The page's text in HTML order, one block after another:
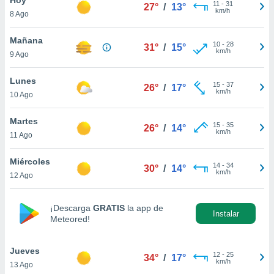
en
más
nuestra
de
aceptar
de
8 Ago
27° / 13° 11 - 31
km/h
Mañana
9 Ago
31° / 15° 10- 28
km/h
Lunes
10 Ago
26° / 17° 15- 37
km/h
Martes
11 Ago
26° / 14° 15- 35
km/h
Miércoles
12 Ago
30° / 14° 14- 34
km/h
¡Descarga GRATIS la app de
Meteored!
Instalar
Jueves
13 Ago
34° / 17° 12- 25
km/h